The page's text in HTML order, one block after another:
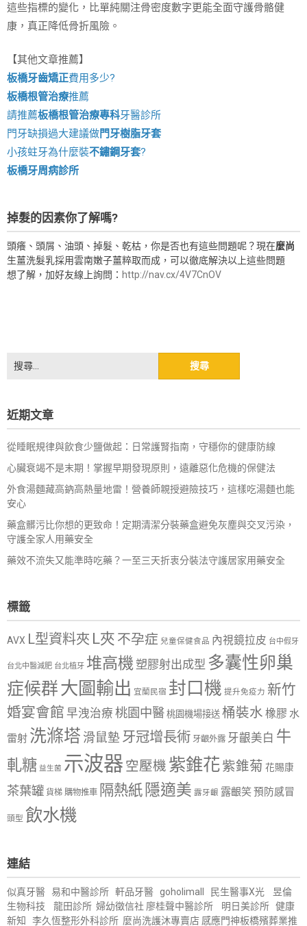
這些指標的變化，比單純關注骨密度數字更能全面守護骨骼健
康，真正降低骨折風險。
【其他文章推薦】
板橋牙齒矯正費用多少?
板橋根管治療推薦
請推薦板橋根管治療專科牙醫診所
門牙缺損過大建議做門牙樹脂牙套
小孩蛀牙為什麼裝不鏽鋼牙套?
板橋牙周病診所
掉髮的因素你了解嗎?
頭癢、頭屑、油頭、掉髮、乾枯，你是否也有這些問題呢？現在麼尚
生薑洗髮乳採用雲南嫩子薑粹取而成，可以徹底解決以上這些問題
想了解，加好友線上詢問： http://nav.cx/4V7CnOV
搜
尋
字:
近期文章
從睡眠規律與飲食少鹽做起：日常護腎指南，守穩你的健康防線
心臟衰竭不是末期！掌握早期發現原則，遠離惡化危機的保健法
外食湯麵藏高鈉高熱量地雷！營養師親授避險技巧，這樣吃湯麵也能
安心
藥盒髒污比你想的更致命！定期清潔分裝藥盒避免灰塵與交叉污染，
守護全家人用藥安全
藥效不流失又能準時吃藥？一至三天折衷分裝法守護居家用藥安全
標籤
AVX L型資料夾 L夾 不孕症 兒童保健食品 內視鏡拉皮 台中假牙
台北中醫減肥 台北植牙 堆高機塑膠射出成型 多囊性卵巢
症候群大圖輸出 宜蘭民宿 封口機 提升免疫力 新竹
婚宴會館 早洩治療 桃園中醫 桃園機場接送 桶裝水 橡膠 水
雷射 洗滌塔 滑鼠墊 牙冠增長術 牙齦外露 牙齦美白 牛
軋糖 益生菌 示波器 空壓機 紫錐花紫錐菊 花賜康
茶葉罐 貨梯 購物推車 隔熱紙 隱適美 露牙齦 露齦笑預防感冒
頭型 飲水機
連結
似真牙醫 易和中醫診所 軒品牙醫 goholimall 民生醫事X光
昱倫
生物科技
龍田診所 婦幼徵信社 廖桂聲中醫診所 明日美診所 健康
新知
李久恆整形外科診所 麼尚洗護沐專賣店 感應門神板橋殯葬業推